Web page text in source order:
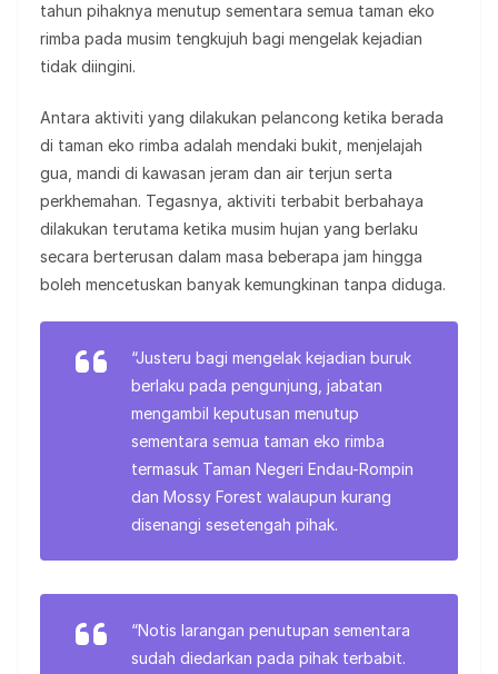
tahun pihaknya menutup sementara semua taman eko
rimba pada musim tengkujuh bagi mengelak kejadian
tidak diingini.
Antara aktiviti yang dilakukan pelancong ketika berada
di taman eko rimba adalah mendaki bukit, menjelajah
gua, mandi di kawasan jeram dan air terjun serta
perkhemahan. Tegasnya, aktiviti terbabit berbahaya
dilakukan terutama ketika musim hujan yang berlaku
secara berterusan dalam masa beberapa jam hingga
boleh mencetuskan banyak kemungkinan tanpa diduga.
“Justeru bagi mengelak kejadian buruk
berlaku pada pengunjung, jabatan
mengambil keputusan menutup
sementara semua taman eko rimba
termasuk Taman Negeri Endau-Rompin
dan Mossy Forest walaupun kurang
disenangi sesetengah pihak.
“Notis larangan penutupan sementara
sudah diedarkan pada pihak terbabit.